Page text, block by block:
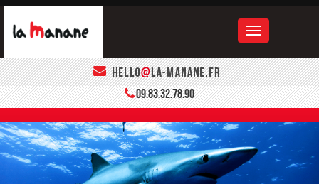
ACCUEIL
LA MANANE
LE BOOK
CONTACT
09.83.32.78.90